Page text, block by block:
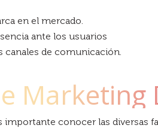
en el mercado.
ante los usuarios
canales de comunicación.
Marketing
importante conocer las diversas